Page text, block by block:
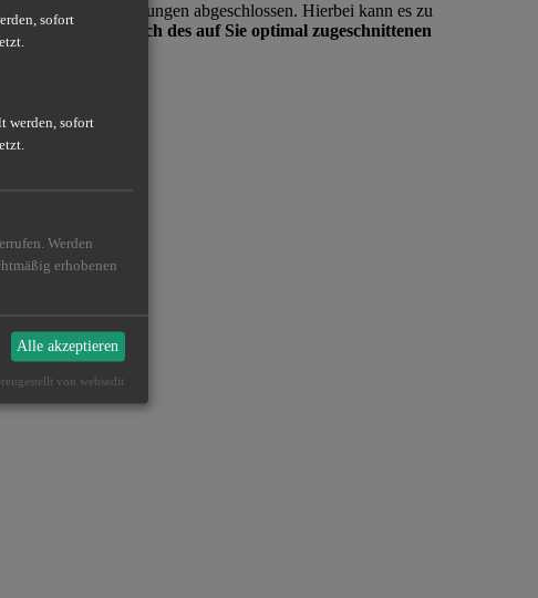
Ihre Versicherungen abgeschlossen. Hierbei kann es zu
hinsichtlich des auf Sie optimal zugeschnittenen
sofort
werden, sofort
Werden
erhobenen
Alle akzeptieren
von websedit